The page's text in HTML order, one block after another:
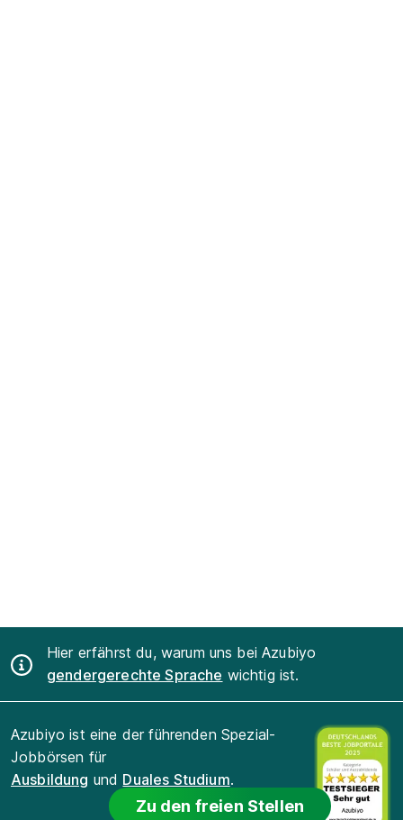
Zu den freien Stellen
Hier erfährst du, warum uns bei Azubiyo
gendergerechte Sprache wichtig ist.
Azubiyo ist eine der führenden Spezial-
Jobbörsen für
Ausbildung und Duales Studium.